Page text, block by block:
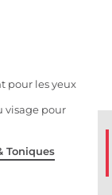
pour les yeux
visage pour
Toniques